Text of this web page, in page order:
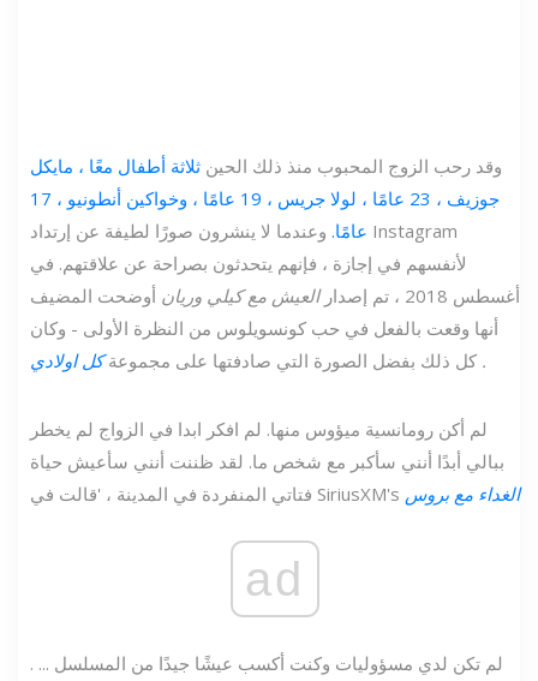
وقد رحب الزوج المحبوب منذ ذلك الحين ثلاثة أطفال معًا ، مايكل
جوزيف ، 23 عامًا ، لولا جريس ، 19 عامًا ، وخواكين أنطونيو ، 17
عامًا. وعندما لا ينشرون صورًا لطيفة عن إرتداد Instagram
لأنفسهم في إجازة ، فإنهم يتحدثون بصراحة عن علاقتهم. في
أغسطس 2018 ، تم إصدار
العيش مع كيلي وريان أوضحت المضيف
أنها وقعت بالفعل في حب كونسويلوس من النظرة الأولى - وكان
كل ذلك بفضل الصورة التي صادفتها على مجموعةكل اولادي .
لم أكن رومانسية ميؤوس منها. لم افكر ابدا في الزواج لم يخطر
ببالي أبدًا أنني سأكبر مع شخص ما. لقد ظننت أنني سأعيش حياة
فتاتي المنفردة في المدينة ، 'قالت في SiriusXM's الغداء مع بروس
ad
. لم تكن لدي مسؤوليات وكنت أكسب عيشًا جيدًا من المسلسل ...